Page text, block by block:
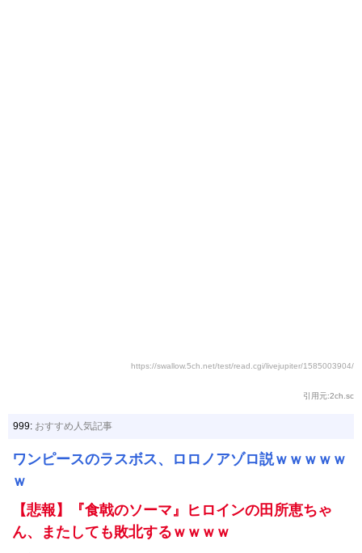
https://swallow.5ch.net/test/read.cgi/livejupiter/1585003904/
引用元:2ch.sc
999: おすすめ人気記事
ワンピースのラスボス、ロロノアゾロ説ｗｗｗｗｗ
ｗ
【悲報】『食戟のソーマ』ヒロインの田所恵ちゃ
ん、またしても敗北するｗｗｗｗ